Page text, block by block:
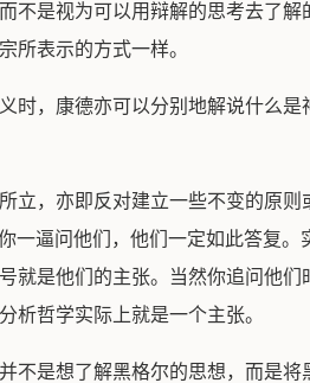
不是视为可以用辩解的思考去了
所表示的方式一样。
时，康德亦可以分别地解说什么
，亦即反对建立一些不变的原则或
一逼问他们，他们一定如此答复
是他们的主张。当然你追问他们
析哲学实际上就是一个主张。
不是想了解黑格尔的思想，而是